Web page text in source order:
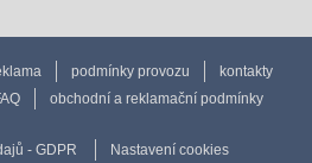
podmínky provozu
kontakty
obchodní a reklamační podmínky
- GDPR Nastavení cookies